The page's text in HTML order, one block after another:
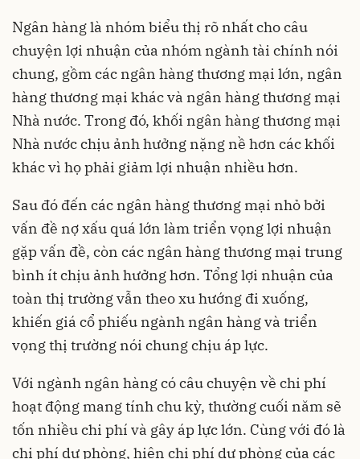
Ngân hàng là nhóm biểu thị rõ nhất cho câu
chuyện lợi nhuận của nhóm ngành tài chính nói
chung, gồm các ngân hàng thương mại lớn, ngân
hàng thương mại khác và ngân hàng thương mại
Nhà nước. Trong đó, khối ngân hàng thương mại
Nhà nước chịu ảnh hưởng nặng nề hơn các khối
khác vì họ phải giảm lợi nhuận nhiều hơn.
Sau đó đến các ngân hàng thương mại nhỏ bởi
vấn đề nợ xấu quá lớn làm triển vọng lợi nhuận
gặp vấn đề, còn các ngân hàng thương mại trung
bình ít chịu ảnh hưởng hơn. Tổng lợi nhuận của
toàn thị trường vẫn theo xu hướng đi xuống,
khiến giá cổ phiếu ngành ngân hàng và triển
vọng thị trường nói chung chịu áp lực.
Với ngành ngân hàng có câu chuyện về chi phí
hoạt động mang tính chu kỳ, thường cuối năm sẽ
tốn nhiều chi phí và gây áp lực lớn. Cùng với đó là
chi phí dự phòng, hiện chi phí dự phòng của các